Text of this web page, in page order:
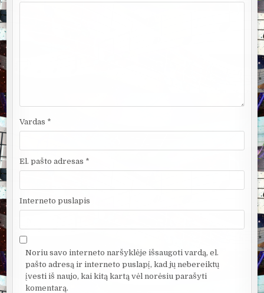
Vardas *
El. pašto adresas *
Interneto puslapis
Noriu savo interneto naršyklėje išsaugoti vardą, el.
pašto adresą ir interneto puslapį, kad jų nebereiktų
įvesti iš naujo, kai kitą kartą vėl norėsiu parašyti
komentarą.